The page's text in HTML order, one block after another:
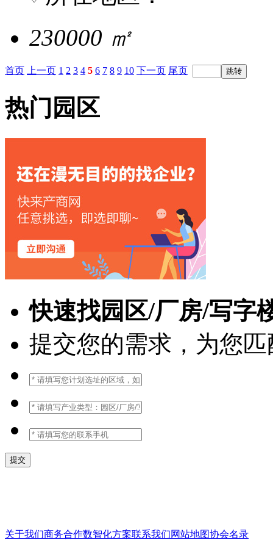
230000 ㎡
首页 上一页 1 2 3 4 5 6 7 8 9 10 下一页 尾页
热门园区
快速找园区/厂房/写字
提交您的需求，为您
关于我们商务合作数智化方案联系我们网站地图协会名录